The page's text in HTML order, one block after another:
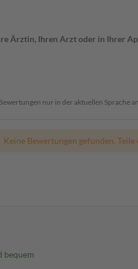
Ärztin, Ihren Arzt oder in Ihrer
nur in der aktuellen Sprache
Keine Bewertungen gefunden.
bequem